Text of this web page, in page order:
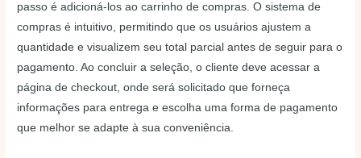
passo é adicioná-los ao carrinho de compras. O sistema de
compras é intuitivo, permitindo que os usuários ajustem a
quantidade e visualizem seu total parcial antes de seguir para o
pagamento. Ao concluir a seleção, o cliente deve acessar a
página de checkout, onde será solicitado que forneça
informações para entrega e escolha uma forma de pagamento
que melhor se adapte à sua conveniência.